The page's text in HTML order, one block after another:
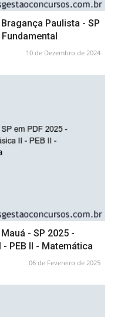
Paulista - SP
10 de Dezembro de 2024
- SP 2025 -
PEB II - Matemática
06 de Fevereiro de 2025